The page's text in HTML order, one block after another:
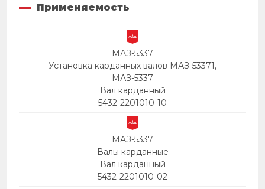
Применяемость
МАЗ-5337
Установка карданных валов МАЗ-53371,
МАЗ-5337
Вал карданный
5432-2201010-10
МАЗ-5337
Валы карданные
Вал карданный
5432-2201010-02